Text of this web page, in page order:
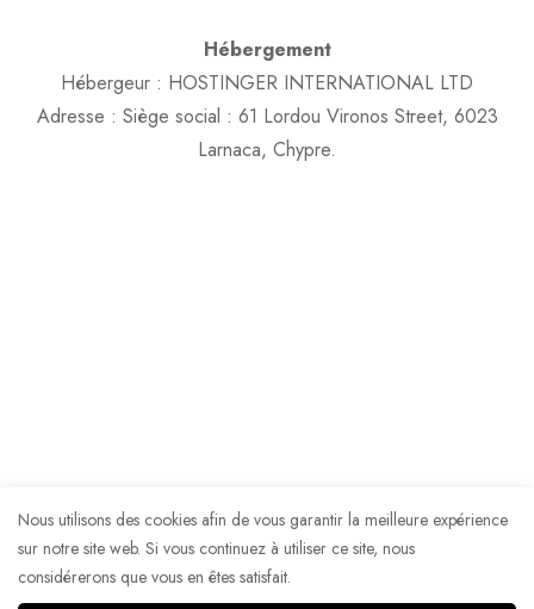
Hébergement
Hébergeur : HOSTINGER INTERNATIONAL LTD
Adresse : Siège social : 61 Lordou Vironos Street, 6023
Larnaca, Chypre.
Nous utilisons des cookies afin de vous garantir la meilleure expérience
sur notre site web. Si vous continuez à utiliser ce site, nous
considérerons que vous en êtes satisfait.